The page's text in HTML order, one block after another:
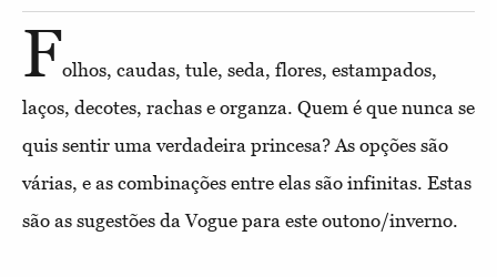
Folhos, caudas, tule, seda, flores, estampados,
laços, decotes, rachas e organza. Quem é que nunca se
quis sentir uma verdadeira princesa? As opções são
várias, e as combinações entre elas são infinitas. Estas
são as sugestões da Vogue para este outono/inverno.